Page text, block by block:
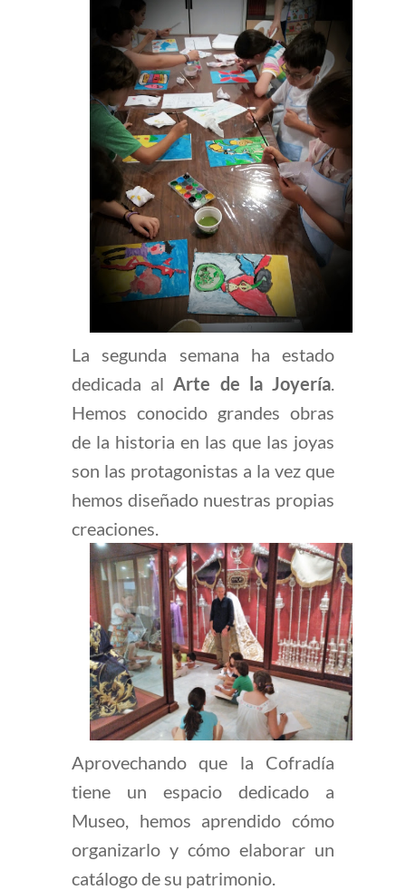
La segunda semana ha estado
dedicada alArte de la Joyería.
Hemos conocido grandes obras
de la historia en las que las joyas
son las protagonistas a la vez que
hemos diseñado nuestras propias
creaciones.
Aprovechando que la Cofradía
tiene un espacio dedicado a
Museo, hemos aprendido cómo
organizarlo y cómo elaborar un
catálogo de su patrimonio.